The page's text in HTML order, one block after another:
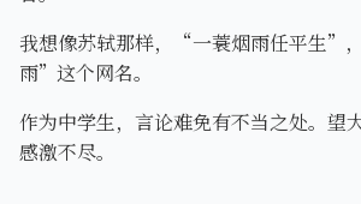
我想像苏轼那样，“一蓑烟雨任平生”
雨”这个网名。
作为中学生，言论难免有不当之处。望
感激不尽。